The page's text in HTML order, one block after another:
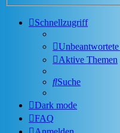
Schnellzugriff
Aktive Themen
Suche
Dark mode
FAQ